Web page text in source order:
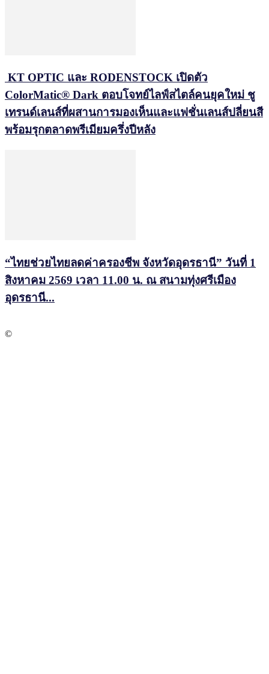
KT OPTIC และ RODENSTOCK เปิดตัว
ColorMatic® Dark ตอบโจทย์ไลฟ์สไตล์คนยุคใหม่ ชู
เทรนด์เลนส์ที่ผสานการมองเห็นและแฟชั่นเลนส์ปลี่ยนสี
พร้อมรุกตลาดพรีเมียมครึ่งปีหลัง
“ไทยช่วยไทยลดค่าครองชีพ จังหวัดอุดรธานี” วันที่ 1
สิงหาคม 2569 เวลา 11.00 น. ณ สนามทุ่งศรีเมือง
อุดรธานี...
©